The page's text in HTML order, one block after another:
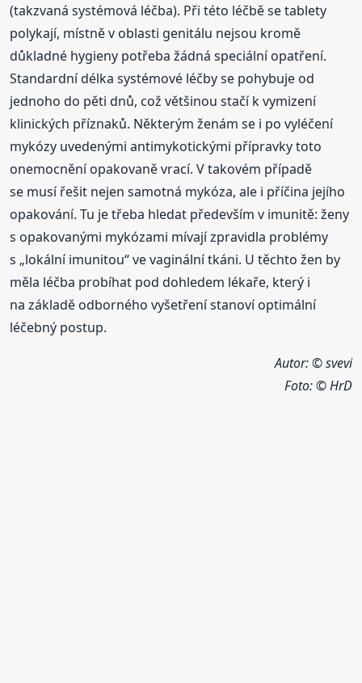
(takzvaná systémová léčba). Při této léčbě se tablety
polykají, místně v oblasti genitálu nejsou kromě
důkladné hygieny potřeba žádná speciální opatření.
Standardní délka systémové léčby se pohybuje od
jednoho do pěti dnů, což většinou stačí k vymizení
klinických příznaků. Některým ženám se i po vyléčení
mykózy uvedenými antimykotickými přípravky toto
onemocnění opakovaně vrací. V takovém případě
se musí řešit nejen samotná mykóza, ale i příčina jejího
opakování. Tu je třeba hledat především v imunitě: ženy
s opakovanými mykózami mívají zpravidla problémy
s „lokální imunitou“ ve vaginální tkáni. U těchto žen by
měla léčba probíhat pod dohledem lékaře, který i
na základě odborného vyšetření stanoví optimální
léčebný postup.
Autor: © svevi
Foto:© HrD